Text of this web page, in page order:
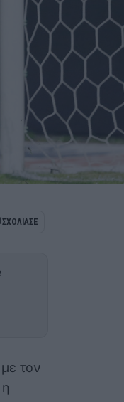
ΣΧΟΛΙΑΣΕ
τον